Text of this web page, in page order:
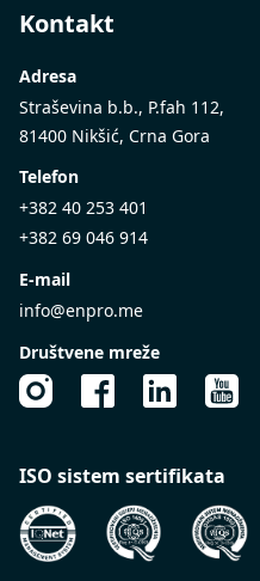
Kontakt
Adresa
Straševina b.b., P.fah 112,
81400 Nikšić, Crna Gora
Telefon
+382 40 253 401
+382 69 046 914
E-mail
info@enpro.me
Društvene mreže
ISO sistem sertifikata